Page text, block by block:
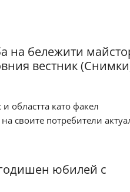
на бележити
вестник
областта като факел
своите потребители
юбилей с